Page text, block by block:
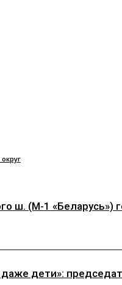
ш. (М-1 «Беларусь»)
дети»: